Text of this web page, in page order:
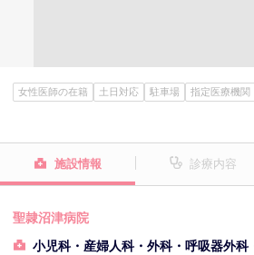
女性医師の在籍 土日対応 駐車場 指定医療機関
施設情報 診療内容
聖隷沼津病院
小児科・産婦人科・外科・呼吸器外科